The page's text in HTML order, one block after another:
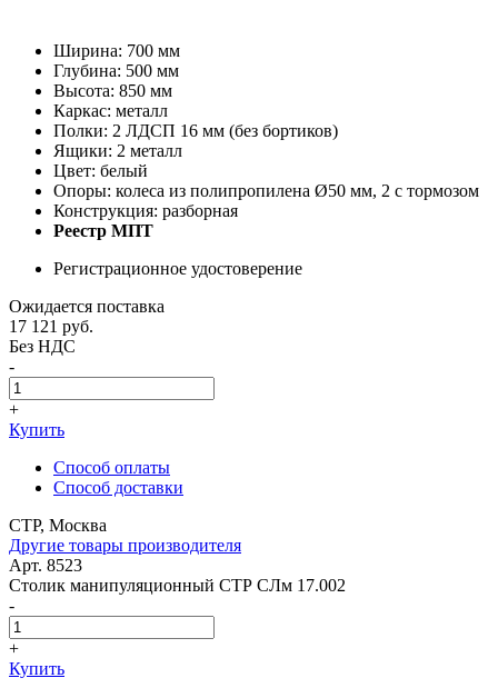
Ширина: 700 мм
Глубина: 500 мм
Высота: 850 мм
Каркас: металл
Полки: 2 ЛДСП 16 мм (без бортиков)
Ящики: 2 металл
Цвет: белый
Опоры: колеса из полипропилена Ø50 мм, 2 с тормозом
Конструкция: разборная
Реестр МПТ
Регистрационное удостоверение
Ожидается поставка
17 121 руб.
Без НДС
-
+
Купить
Способ оплаты
Способ доставки
СТР, Москва
Другие товары производителя
Арт. 8523
Столик манипуляционный СТР СЛм 17.002
-
+
Купить